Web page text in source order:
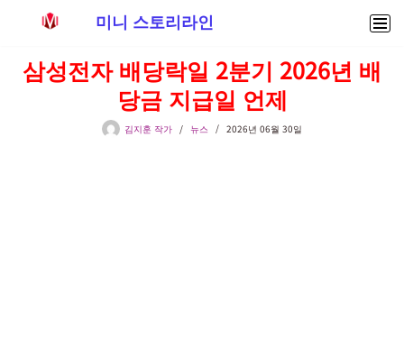
텐
미니 스토리라인
삼성전자 배당락일 2분기 2026년 배
당금 지급일 언제
김지훈 작가 뉴스 2026년 06월 30일